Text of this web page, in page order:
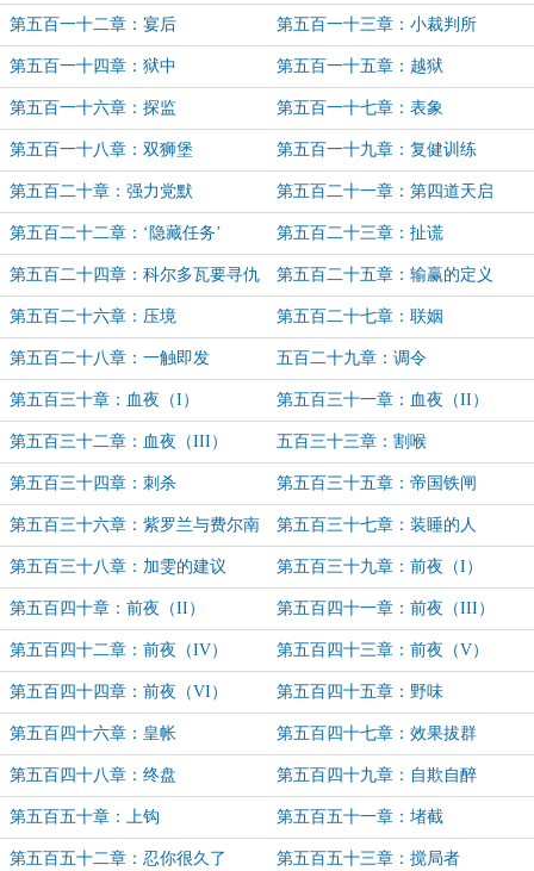
第五百一十二章：宴后 第五百一十三章：小裁判所
第五百一十四章：狱中 第五百一十五章：越狱
第五百一十六章：探监 第五百一十七章：表象
第五百一十八章：双狮堡 第五百一十九章：复健训练
第五百二十章：强力党默 第五百二十一章：第四道天启
第五百二十二章：‘隐藏任务’ 第五百二十三章：扯谎
第五百二十四章：科尔多瓦要寻仇 第五百二十五章：输赢的定义
第五百二十六章：压境 第五百二十七章：联姻
第五百二十八章：一触即发 五百二十九章：调令
第五百三十章：血夜（I） 第五百三十一章：血夜（II）
第五百三十二章：血夜（III） 五百三十三章：割喉
第五百三十四章：刺杀 第五百三十五章：帝国铁闸
第五百三十六章：紫罗兰与费尔南 第五百三十七章：装睡的人
第五百三十八章：加雯的建议 第五百三十九章：前夜（I）
第五百四十章：前夜（II） 第五百四十一章：前夜（III）
第五百四十二章：前夜（IV） 第五百四十三章：前夜（V）
第五百四十四章：前夜（VI） 第五百四十五章：野味
第五百四十六章：皇帐 第五百四十七章：效果拔群
第五百四十八章：终盘 第五百四十九章：自欺自醉
第五百五十章：上钩 第五百五十一章：堵截
第五百五十二章：忍你很久了 第五百五十三章：搅局者